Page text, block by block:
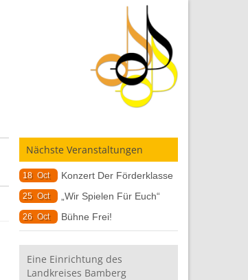
Nächste Veranstaltungen
18 Oct Konzert Der Förderklasse
25 Oct „Wir Spielen Für Euch“
26 Oct Bühne Frei!
Eine Einrichtung des
Landkreises Bamberg